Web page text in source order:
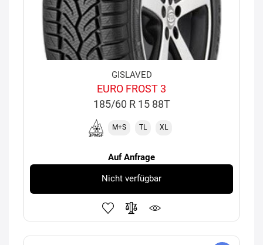
GISLAVED
EURO FROST 3
185/60 R 15 88T
M+S TL XL
Auf Anfrage
Nicht verfügbar